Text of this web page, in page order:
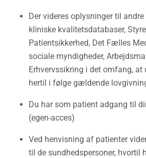
Der videres oplysninger til
kliniske kvalitetsdatabaser,
Patientsikkerhed, Det Fælles
sociale myndigheder,
Erhvervssikring i det omfang, at
hertil i følge gældende
Du har som patient adgang til
(egen-acces)
Ved henvisning af patienter
til de sundhedspersoner, hvortil